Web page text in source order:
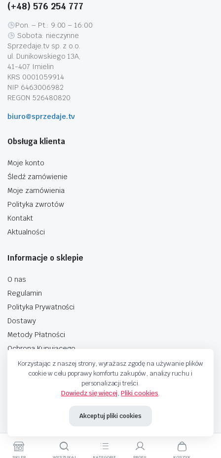
(+48) 576 254 777
Pon. – Pt.: 9:00 – 16:00
Sobota: nieczynne
Sprzedaje.tv sp. z o.o.
ul. Dunikowskiego 13A,
41-407 Imielin
KRS 0001059914
NIP 6463006982
REGON 526480820
biuro@sprzedaje.tv
Obsługa klienta
Moje konto
Śledź zamówienie
Moje zamówienia
Polityka zwrotów
Kontakt
Aktualności
Informacje o sklepie
O nas
Regulamin
Polityka Prywatności
Dostawy
Metody Płatności
Ochrona Kupującego
Metody Płatnosci
Korzystając z naszej strony, wyrażasz zgodę na używanie plików
cookie w celu poprawy komfortu zakupów, analizy ruchu i
personalizacji treści.
Dowiedz się więcej,Pliki cookies.
Akceptuj pliki cookies